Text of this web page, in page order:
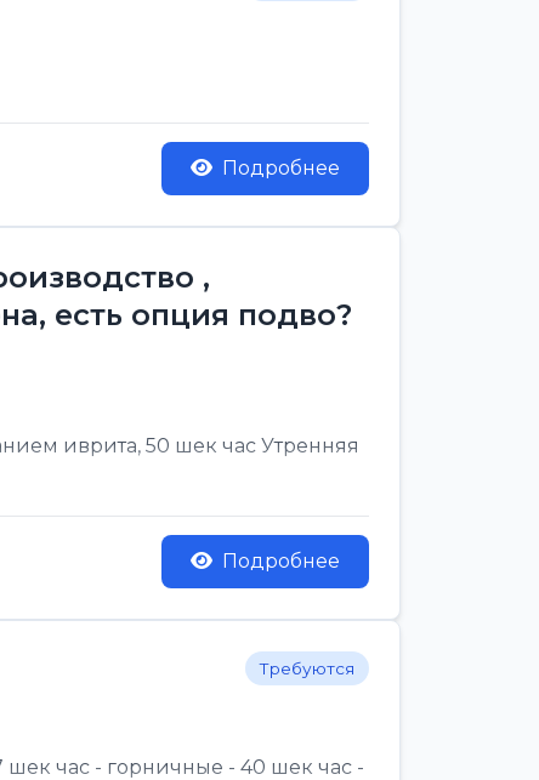
Подробнее
,
есть опция подво?
иврита, 50 шек час Утренняя
Подробнее
Требуются
шек час - горничные - 40 шек час -